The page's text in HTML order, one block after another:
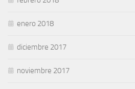
enero 2018
diciembre 2017
noviembre 2017